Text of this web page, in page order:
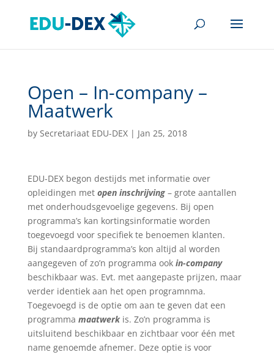
Open – In-company –
Maatwerk
by Secretariaat EDU-DEX| Jan 25, 2018
EDU-DEX begon destijds met informatie over
opleidingen met open inschrijving– grote aantallen
met onderhoudsgevoelige gegevens. Bij open
programma’s kan kortingsinformatie worden
toegevoegd voor specifiek te benoemen klanten.
Bij standaardprogramma’s kon altijd al worden
aangegeven of zo’n programma ook in-company
beschikbaar was. Evt. met aangepaste prijzen, maar
verder identiek aan het open programnma.
Toegevoegd is de optie om aan te geven dat een
programma maatwerkis. Zo’n programma is
uitsluitend beschikbaar en zichtbaar voor één met
name genoemde afnemer. Deze optie is voor